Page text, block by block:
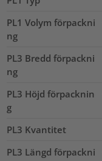
PL1 Volym förpackni
ng
PL3 Bredd förpackni
ng
PL3 Höjd förpacknin
g
PL3 Kvantitet
PL3 Längd förpackni